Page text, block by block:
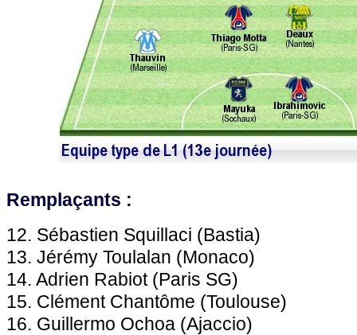
Remplaçants :
12. Sébastien Squillaci (Bastia)
13. Jérémy Toulalan (Monaco)
14. Adrien Rabiot (Paris SG)
15. Clément Chantôme (Toulouse)
16. Guillermo Ochoa (Ajaccio)